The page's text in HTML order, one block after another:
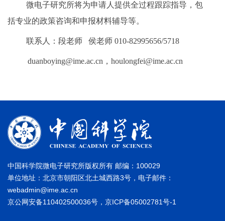
微电子研究所将为申请人提供全过程跟踪指导，包
括专业的政策咨询和申报材料辅导等。
联系人：段老师 侯老师 010-82995656/5718
duanboying@ime.ac.cn，houlongfei@ime.ac.cn
中国科学院微电子研究所版权所有 邮编：100029
单位地址：北京市朝阳区北土城西路3号，电子邮件：
webadmin@ime.ac.cn
京公网安备110402500036号，京ICP备05002781号-1